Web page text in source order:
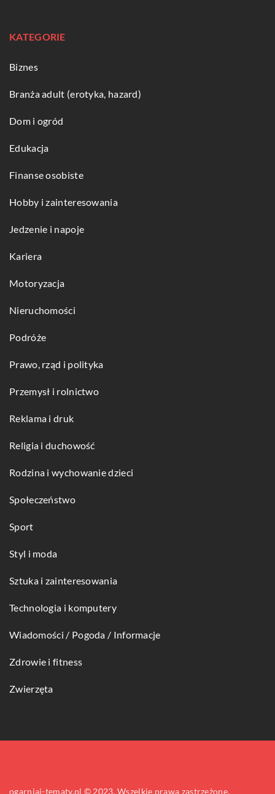
KATEGORIE
Biznes
Branża adult (erotyka, hazard)
Dom i ogród
Edukacja
Finanse osobiste
Hobby i zainteresowania
Jedzenie i napoje
Kariera
Motoryzacja
Nieruchomości
Podróże
Prawo, rząd i polityka
Przemysł i rolnictwo
Reklama i druk
Religia i duchowość
Rodzina i wychowanie dzieci
Społeczeństwo
Sport
Styl i moda
Sztuka i zainteresowania
Technologia i komputery
Wiadomości / Pogoda / Informacje
Zdrowie i fitness
Zwierzęta
ogarniaj-tematy.pl © 2023. Wszelkie prawa zastrzeżone.